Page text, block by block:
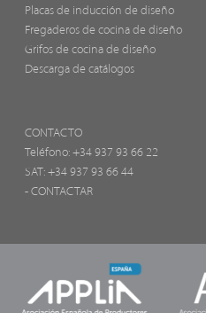
Placas de inducción de diseño
Fregaderos de cocina de diseño
Grifos de cocina de diseño
Descarga de catálogos
CONTACTO
Teléfono: +34 937 93 66 22
SAT: +34 937 93 66 44
- CONTACTAR